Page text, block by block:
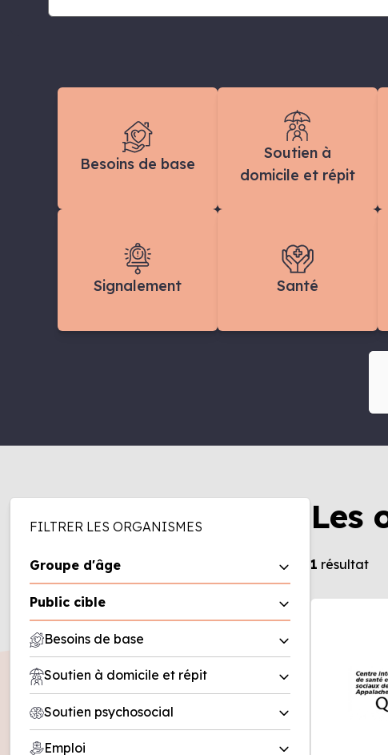
Besoins de base
Soutien à
domicile et répit
Signalement Santé
FILTRER LES ORGANISMES
Groupe d'âge
0 à 5 ans
6 à 11 ans
12 à 17 ans
18 à 50 ans
Public cible
Homme
Femme
Famille
Entreprise
Organisme
Besoins de base
Aide alimentaire
Friperie
Recherche de logement/office
municipal d’habitation (OMH)
Soutien à domicile et répit
Répit
Soutien à domicile
Soutien psychosocial
Deuil
Emploi
Les
1 résultat